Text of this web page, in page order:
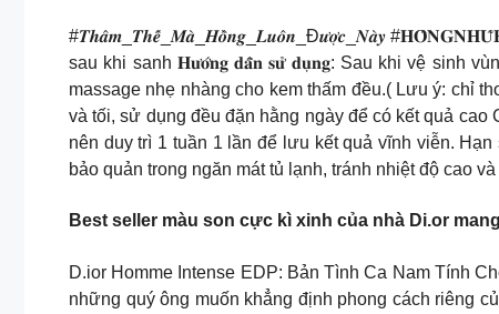
#𝑻𝒉𝒂̂𝒎_𝑻𝒉𝒆̂́_𝑴𝒂̀_𝑯𝒐̂̀𝒏𝒈_𝑳𝒖𝒐̂𝒏_Đ𝒖̛𝒐̛̣𝒄_𝑵𝒂̀𝒚
sau khi sanh 𝐇𝐮̛𝐨̛́𝐧𝐠 𝐝𝐚̂̃𝐧 𝐬𝐮̛̉ 𝐝𝐮̣𝐧𝐠: Sau khi vệ sinh
massage nhẹ nhàng cho kem thấm đều.( Lưu ý: chỉ
và tối, sử dụng đều đặn hằng ngày để có kết quả
nên duy trì 1 tuần 1 lần để lưu kết quả vĩnh viễn.
bảo quản trong ngăn mát tủ lạnh, tránh nhiệt độ cao
Best seller màu son cực kì xinh của nhà Di.or
D.ior Homme Intense EDP: Bản Tình Ca Nam Tính
những quý ông muốn khẳng định phong cách riêng